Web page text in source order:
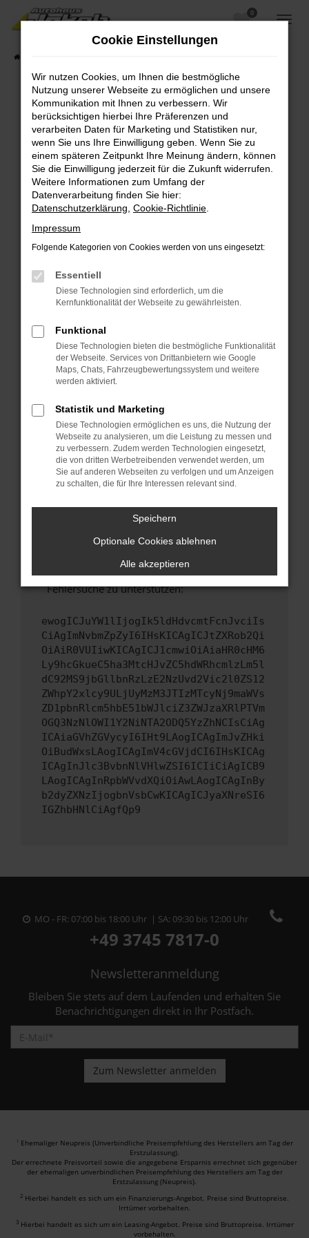
Zum
Hauptinhalt
0
Fehler: Network Error
Beim Laden ist ein Fehler aufgetreten.
Hier sind ein paar Tipps, die dir helfen können:
Überprüfe deine Firewall und deine
Internetverbindung.
Laden andere Webseiten, zum Beispiel deine
Suchmaschine?
Prüfe deine Browsererweiterungen.
Manche Erweiterungen, wie Werbeblocker,
können das Laden bestimmter Seiten
verhindern. Funktioniert die Seite in einem
Fenster?
Starte dein Gerät neu.
Das kann manchmal helfen, vorübergehende
Probleme zu beheben.
Betriebssystem auf dem neuesten Stand
sind.
Veraltete Software birgt nicht nur ein
Sicherheitsrisiko, sondern kann auch dazu
führen, dass bestimmte Funktionen nicht mehr
unterstützt werden.
Wende dich an den Webseitenbetreiber.
Wenn du alle oben genannten Schritte versucht
hast, kontaktiere uns bitte. Wir werden
versuchen, das Problem zu beheben. Du kannst
uns diesen Text schicken, um uns bei der
Fehlersuche zu unterstützen:
ewogICJuYW1lIjogIk5ldHdvcmtFcnJvciIs
CiAgImNvbmZpZyI6IHsKICAgICJtZXRob2Qi
OiAiR0VUIiwKICAgICJ1cmwiOiAiaHR0cHM6
Ly9hcGkueC5ha3MtcHJvZC5hdWRhcmlzLm5l
dC92MS9jbGllbnRzLzE2NzUvd2Vic2l0ZS12
ZWhpY2xlcy9ULjUyMzM3JTIzMTcyNj9maWVs
ZD1pbnRlcm5hbE51bWJlciZ3ZWJzaXRlPTVm
OGQ3NzNlOWI1Y2NiNTA2ODQ5YzZhNCIsCiAg
ICAiaGVhZGVycyI6IHt9LAogICAgImJvZHki
OiBudWxsLAogICAgImV4cGVjdCI6IHsKICAg
ICAgInJlc3BvbnNlVHlwZSI6ICIiCiAgICB9
LAogICAgInRpbWVvdXQiOiAwLAogICAgInBy
b2dyZXNzIjogbnVsbCwKICAgICJyaXNreSI6
IGZhbHNlCiAgfQp9
MO - FR: 07:00 bis 18:00 Uhr | SA: 09:30 bis 12:00 Uhr
+49 3745 7817-0
Newsletteranmeldung
Bleiben Sie stets auf dem Laufenden und erhalten Sie
Benachrichtigungen direkt in Ihr Postfach.
1 Ehemaliger Neupreis (Unverbindliche Preisempfehlung des Herstellers am Tag der
Erstzulassung).
Der errechnete Preisvorteil sowie die angegebene Ersparnis errechnet sich gegenüber
der ehemaligen unverbindlichen Preisempfehlung des Herstellers am Tag der
Erstzulassung (Neupreis).
2 Hierbei handelt es sich um ein Finanzierungs-Angebot. Preise sind Bruttopreise.
Irrtümer vorbehalten.
3 Hierbei handelt es sich um ein Leasing-Angebot. Preise sind Bruttopreise. Irrtümer
vorbehalten.
Cookie Einstellungen
Wir nutzen Cookies, um Ihnen die bestmögliche
Nutzung unserer Webseite zu ermöglichen und unsere
Kommunikation mit Ihnen zu verbessern. Wir
berücksichtigen hierbei Ihre Präferenzen und
verarbeiten Daten für Marketing und Statistiken nur,
wenn Sie uns Ihre Einwilligung geben. Wenn Sie zu
einem späteren Zeitpunkt Ihre Meinung ändern, können
Sie die Einwilligung jederzeit für die Zukunft widerrufen.
Weitere Informationen zum Umfang der
Datenverarbeitung finden Sie hier:
Datenschutzerklärung Cookie-Richtlinie
Impressum
Folgende Kategorien von Cookies werden von uns eingesetzt:
Essentiell
Diese Technologien sind erforderlich, um die
Kernfunktionalität der Webseite zu gewährleisten.
Funktional
Diese Technologien bieten die bestmögliche Funktionalität
der Webseite. Services von Drittanbietern wie Google
Maps, Chats, Fahrzeugbewertungssystem und weitere
werden aktiviert.
Statistik und Marketing
Diese Technologien ermöglichen es uns, die Nutzung der
Webseite zu analysieren, um die Leistung zu messen und
zu verbessern. Zudem werden Technologien eingesetzt,
die von dritten Werbetreibenden verwendet werden, um
Sie auf anderen Webseiten zu verfolgen und um Anzeigen
zu schalten, die für Ihre Interessen relevant sind.
Speichern
Optionale Cookies ablehnen
Alle akzeptieren